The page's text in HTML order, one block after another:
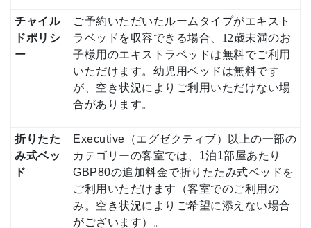
チャイル
ドポリシ
ー
ご予約いただいたルームタイプがエキスト
ラベッドを収容できる場合、12歳未満のお
子様用のエキストラベッドは無料でご利用
いただけます。幼児用ベッドは無料です
が、空き状況によりご利用いただけない場
合があります。
折りたた
み式ベッ
ド
Executive（エグゼクティブ）以上の一部の
カテゴリーの客室では、1泊1部屋あたり
GBP80の追加料金で折りたたみ式ベッドを
ご利用いただけます（客室でのご利用の
み。空き状況によりご希望に添えない場合
がございます）。